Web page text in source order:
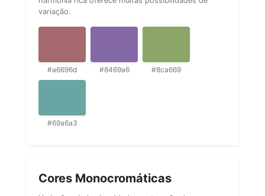
variação.
#a6696d #8469a6 #8ca669
#69a6a3
Cores Monocromáticas